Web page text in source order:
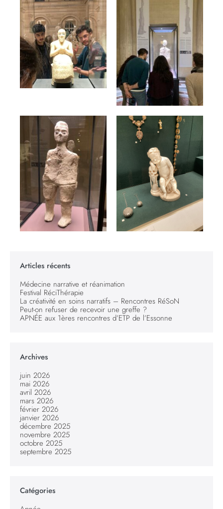
Articles récents
Médecine narrative et réanimation
Festival RéciThérapie
La créativité en soins narratifs – Rencontres RéSoN
Peut-on refuser de recevoir une greffe ?
APNÉE aux 1ères rencontres d’ETP de l’Essonne
Archives
juin 2026
mai 2026
avril 2026
mars 2026
février 2026
janvier 2026
décembre 2025
novembre 2025
octobre 2025
septembre 2025
Catégories